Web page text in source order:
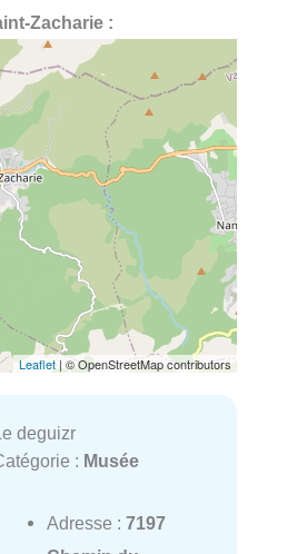
Zacharie :
Leaflet | © OpenStreetMap contributors
deguizr
: Musée
Adresse : 7197